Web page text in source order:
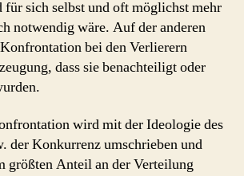
für sich selbst und oft möglichst mehr
notwendig wäre. Auf der anderen
bei den Verlierern
dass sie benachteiligt oder
wird mit der Ideologie des
der Konkurrenz umschrieben und
größten Anteil an der Verteilung